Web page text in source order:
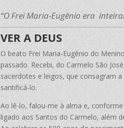
“O Frei Maria-Eugênio era
VER A DEUS
O beato Frei Maria-Eugênio do
passado. Recebi, do Carmelo São
sacerdotes e leigos, que consagram
santificá-lo.
Ao lê-lo, falou-me à alma e, conforme
ligado aos Santos do Carmelo, além